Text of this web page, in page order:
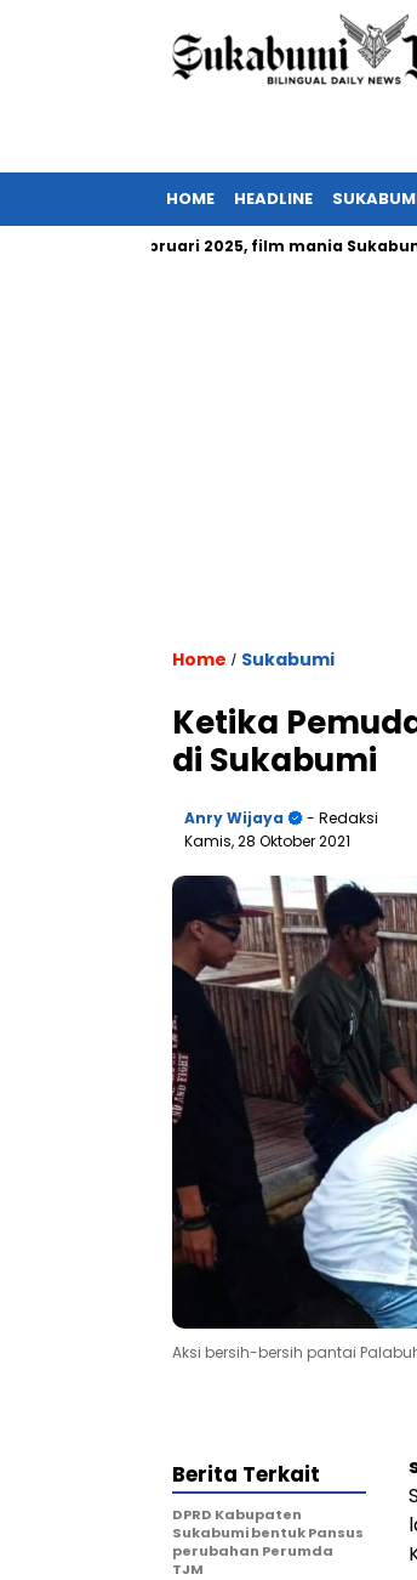
HOME HEADLINE
Februari 2025, film mania Sukabumi
Home / Sukabumi
Ketika
di Sukabumi
Anry Wijaya
- Redaksi
Kamis, 28 Oktober 2021
Aksi bersih-bersih pantai
Berita Terkait
DPRD Kabupaten
Sukabumi bentuk Pansus
perubahan Perumda
TJM